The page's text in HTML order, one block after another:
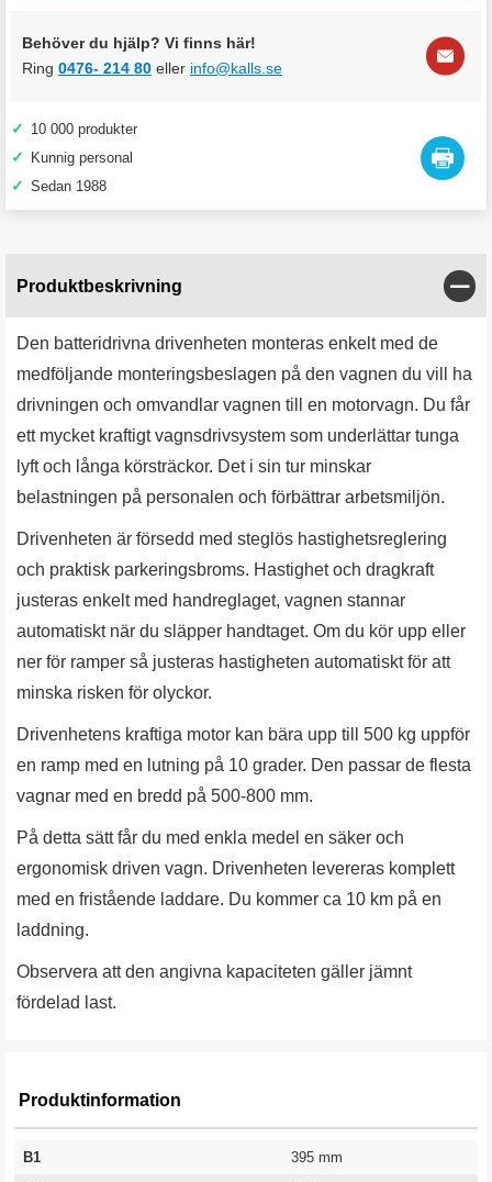
Behöver du hjälp? Vi finns här!
Ring 0476- 214 80 eller info@kalls.se
✓ 10 000 produkter
✓ Kunnig personal
✓ Sedan 1988
Produktbeskrivning
Den batteridrivna drivenheten monteras enkelt med de
medföljande monteringsbeslagen på den vagnen du vill ha
drivningen och omvandlar vagnen till en motorvagn. Du får
ett mycket kraftigt vagnsdrivsystem som underlättar tunga
lyft och långa körsträckor. Det i sin tur minskar
belastningen på personalen och förbättrar arbetsmiljön.
Drivenheten är försedd med steglös hastighetsreglering
och praktisk parkeringsbroms. Hastighet och dragkraft
justeras enkelt med handreglaget, vagnen stannar
automatiskt när du släpper handtaget. Om du kör upp eller
ner för ramper så justeras hastigheten automatiskt för att
minska risken för olyckor.
Drivenhetens kraftiga motor kan bära upp till 500 kg uppför
en ramp med en lutning på 10 grader. Den passar de flesta
vagnar med en bredd på 500-800 mm.
På detta sätt får du med enkla medel en säker och
ergonomisk driven vagn. Drivenheten levereras komplett
med en fristående laddare. Du kommer ca 10 km på en
laddning.
Observera att den angivna kapaciteten gäller jämnt
fördelad last.
Produktinformation
B1 395 mm